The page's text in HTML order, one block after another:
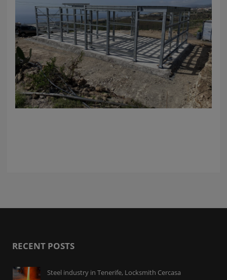
RECENT POSTS
Steel industry in Tenerife, Locksmith Cercasa